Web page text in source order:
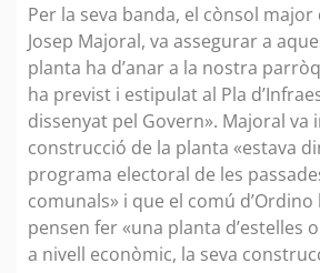
Per la seva banda, el cònsol major
Josep Majoral, va assegurar a
planta ha d’anar a la nostra
ha previst i estipulat al Pla
dissenyat pel Govern». Majoral va
construcció de la planta «estava
programa electoral de les
comunals» i que el comú d’Ordino
pensen fer «una planta d’estelles
a nivell econòmic, la seva